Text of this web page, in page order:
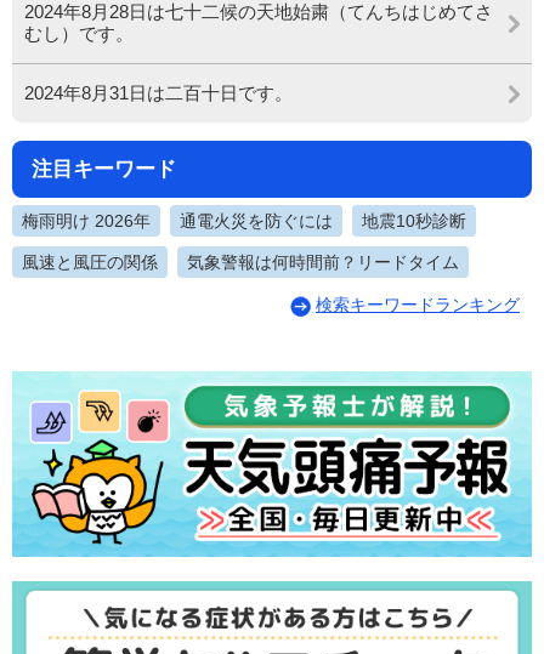
2024年8月28日は七十二候の天地始粛（てんちはじめてさ
むし）です。
2024年8月31日は二百十日です。
注目キーワード
梅雨明け 2026年 通電火災を防ぐには 地震10秒診断
風速と風圧の関係 気象警報は何時間前？リードタイム
検索キーワードランキング